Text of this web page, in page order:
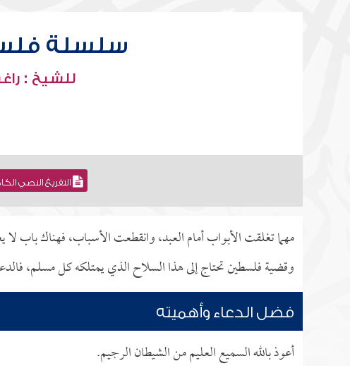
سلسلة
للشيخ :
التفريغ النصي
مهما تغلقت الأبواب أمام العبد، وانقطعت الأسباب، فهناك باب لا
وقضية فلسطين تحتاج إلى هذا السلاح الذي يمتلكه كل مسلم،
فضل الدعاء وأهميته
أعوذ بالله السميع العليم من الشيطان الرجيم.